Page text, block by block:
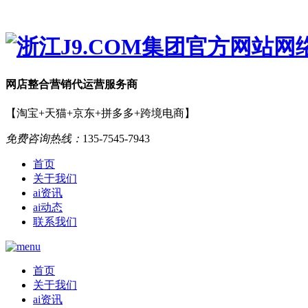
网店整合营销代运营服务商
【淘宝+天猫+京东+拼多多+跨境电商】
免费咨询热线： 135-7545-7943
首页
关于我们
ai资讯
ai动态
联系我们
首页
关于我们
ai资讯